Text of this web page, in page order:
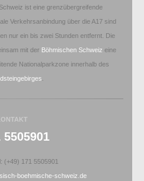
ist eine grenzübergreifende
Verkehrsanbindung über die A17 sind
nur ein bis zwei Stunden entfernt. Die
mit der Böhmischen Schweiz eine
Nationalparkzone innerhalb des
5505901
(+49) 171 5505901
boehmische-schweiz.de